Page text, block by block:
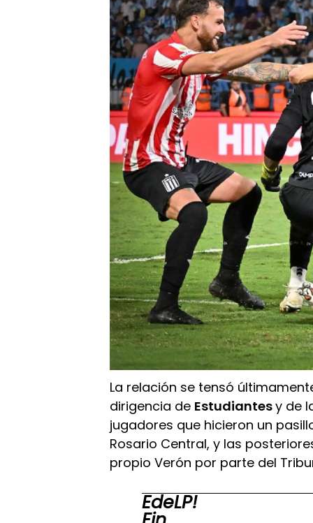
La relación se tensó
dirigencia de Estudiantesy de
jugadores que hicieron un
Rosario Central, y las
propio Verón por parte del
EdeLP!